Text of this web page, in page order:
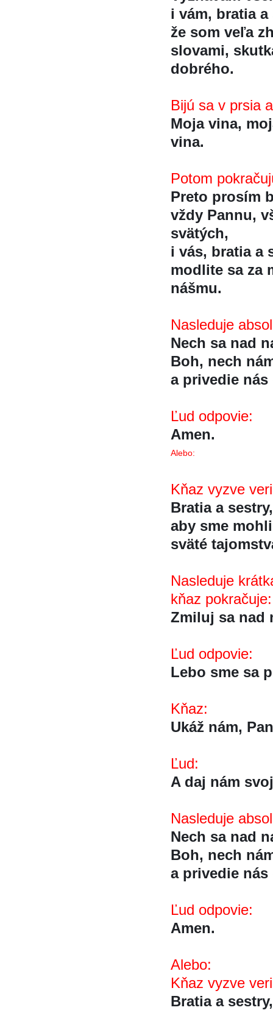
i vám, bratia a
že som veľa
slovami,
dobrého.
Bijú sa v prsia
Moja vina,
vina.
Potom
Preto prosím
vždy Pannu,
svätých,
i vás, bratia a
modlite sa za
nášmu.
Nasleduje
Nech sa nad
Boh, nech
a privedie
Ľud odpovie:
Amen.
Alebo:
Kňaz vyzve
Bratia a
aby sme
sväté
Nasleduje
kňaz pokračuje:
Zmiluj sa nad
Ľud odpovie:
Lebo sme sa
Kňaz:
Ukáž nám,
Ľud:
A daj nám
Nasleduje
Nech sa nad
Boh, nech
a privedie
Ľud odpovie:
Amen.
Alebo:
Kňaz vyzve
Bratia a